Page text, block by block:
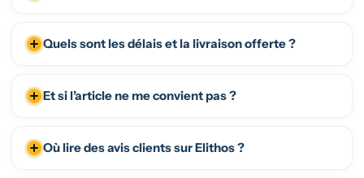
Quels sont les délais et la livraison offerte ?
Et si l’article ne me convient pas ?
Où lire des avis clients sur Elithos ?